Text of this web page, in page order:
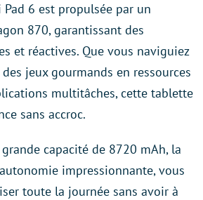
6 est propulsée par un
870, garantissant des
et réactives. Que vous naviguiez
jeux gourmands en ressources
multitâches, cette tablette
sans accroc.
capacité de 8720 mAh, la
impressionnante, vous
toute la journée sans avoir à